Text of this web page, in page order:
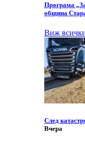
Програма
община
Виж
След
Вчера